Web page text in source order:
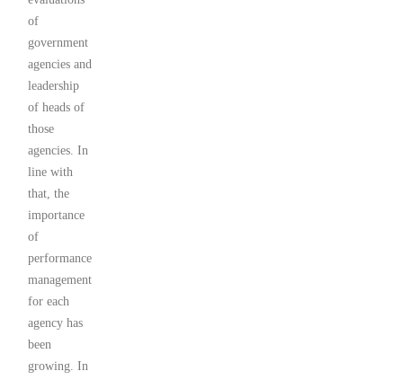
of
government
agencies and
leadership
of heads of
those
agencies. In
line with
that, the
importance
of
performance
management
for each
agency has
been
growing. In